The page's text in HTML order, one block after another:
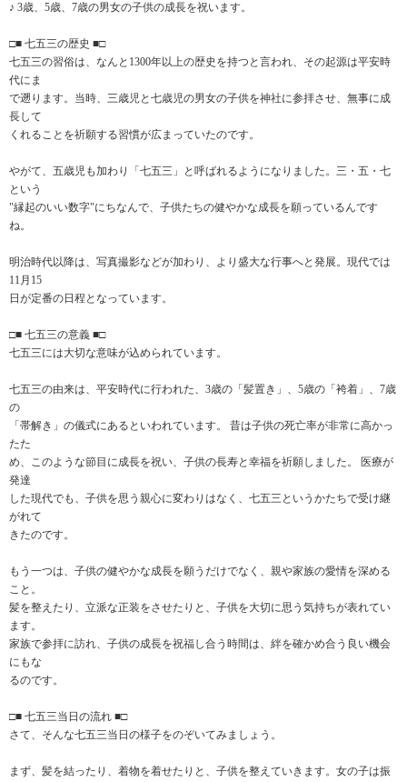
♪ 3歳、5歳、7歳の男女の子供の成長を祝います。
□■ 七五三の歴史 ■□
七五三の習俗は、なんと1300年以上の歴史を持つと言われ、その起源は平安時
代にま
で遡ります。当時、三歳児と七歳児の男女の子供を神社に参拝させ、無事に成
長して
くれることを祈願する習慣が広まっていたのです。
やがて、五歳児も加わり「七五三」と呼ばれるようになりました。三・五・七
という
"縁起のいい数字"にちなんで、子供たちの健やかな成長を願っているんです
ね。
明治時代以降は、写真撮影などが加わり、より盛大な行事へと発展。現代では
11月15
日が定番の日程となっています。
□■ 七五三の意義 ■□
七五三には大切な意味が込められています。
七五三の由来は、平安時代に行われた、3歳の「髪置き」、5歳の「袴着」、7歳
の
「帯解き」の儀式にあるといわれています。 昔は子供の死亡率が非常に高かっ
たた
め、このような節目に成長を祝い、子供の長寿と幸福を祈願しました。 医療が
発達
した現代でも、子供を思う親心に変わりはなく、七五三というかたちで受け継
がれて
きたのです。
もう一つは、子供の健やかな成長を願うだけでなく、親や家族の愛情を深める
こと。
髪を整えたり、立派な正装をさせたりと、子供を大切に思う気持ちが表れてい
ます。
家族で参拝に訪れ、子供の成長を祝福し合う時間は、絆を確かめ合う良い機会
にもな
るのです。
□■ 七五三当日の流れ ■□
さて、そんな七五三当日の様子をのぞいてみましょう。
まず、髪を結ったり、着物を着せたりと、子供を整えていきます。女の子は振